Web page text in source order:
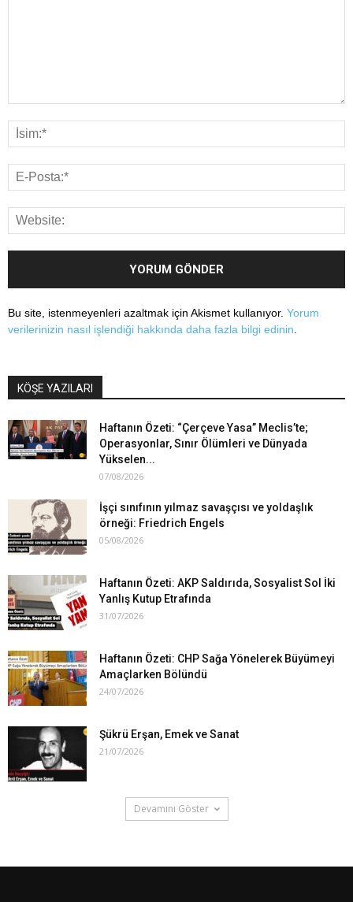
Bu site, istenmeyenleri azaltmak için Akismet kullanıyor. Yorum
verilerinizin nasıl işlendiği hakkında daha fazla bilgi edinin
KÖŞE YAZILARI
Haftanın Özeti: “Çerçeve Yasa” Meclis’te;
Operasyonlar, Sınır Ölümleri ve Dünyada
Yükselen...
07/08/2026
İşçi sınıfının yılmaz savaşçısı ve yoldaşlık
örneği: Friedrich Engels
05/08/2026
Haftanın Özeti: AKP Saldırıda, Sosyalist Sol İki
Yanlış Kutup Etrafında
31/07/2026
Haftanın Özeti: CHP Sağa Yönelerek Büyümeyi
Amaçlarken Bölündü
24/07/2026
Şükrü Erşan, Emek ve Sanat
21/07/2026
Devamını Göster